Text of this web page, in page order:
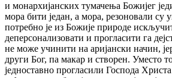
и монархијанских тумачења Божијег
мора бити један, а мора, резоновали су
потребно је из Божије природе
деперсонализовати и прогласити га
не може учинити на аријански начин,
други Бог, па макар и створен. Уместо
једноставно прогласили Господа